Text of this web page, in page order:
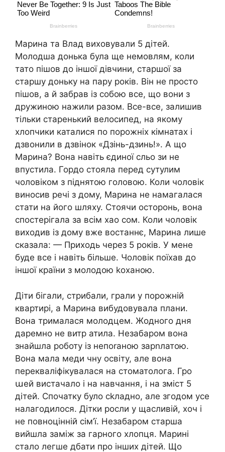
Марина та Влад виховували 5 дітей.
Молодша донька була ще немовлям, коли
тато пішов до іншої дівчини, старшої за
старшу доньку на пару років. Він не просто
пішов, а й забрав із собою все, що вони з
дружиною нажили разом. Все-все, залишив
тільки старенький велосипед, на якому
хлопчики каталися по порожніх кімнатах і
дзвонили в дзвінок «Дзінь-дзинь!». А що
Марина? Вона навіть єдиної сльо зи не
впустила. Гордо стояла перед сутулим
чоловіком з піднятою головою. Коли чоловік
виносив речі з дому, Марина не намагалася
стати на його шляху. Стоячи осторонь, вона
спостерігала за всім хао сом. Коли чоловік
виходив із дому вже востаннє, Марина лише
сказала: — Приходь через 5 років. У мене
буде все і навіть більше. Чоловік поїхав до
іншої країни з молодою kоханою.
Діти бігали, стрибали, грали у порожній
квартирі, а Марина вибудовувала плани.
Вона трималася молодцем. Жодного дня
даремно не витр атила. Незабаром вона
знайшла роботу із непоrаною зарnлатою.
Вона мала меди чну освіту, але вона
перекваліфікувалася на стоматолога. Гро
աей вистачало і на навчання, і на зміст 5
дітей. Спочатку було сkладно, але згодом усе
налагодилося. Дітки росли у щасливій, хоч і
не повноцінній сім’ї. Незабаром старша
вийшла заміж за гарного хлопця. Марині
стало легше дбати про інших дітей. Що